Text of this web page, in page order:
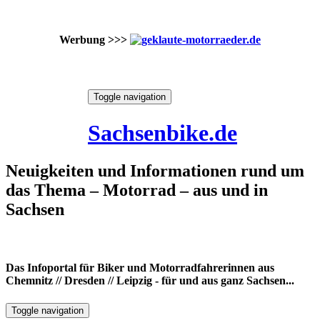
Werbung >>>
Toggle navigation
Sachsenbike.de
Neuigkeiten und Informationen rund um
das Thema – Motorrad – aus und in
Sachsen
Das Infoportal für Biker und Motorradfahrerinnen aus
Chemnitz // Dresden // Leipzig - für und aus ganz Sachsen...
Toggle navigation